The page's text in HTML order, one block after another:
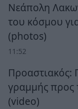
Νεάπολη
του κόσμου
(photos)
11:52
Προαστιακός:
γραμμής προς
(video)